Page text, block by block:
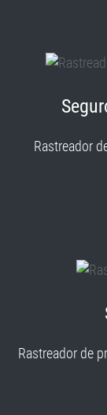
Rastreador
Rastreador de